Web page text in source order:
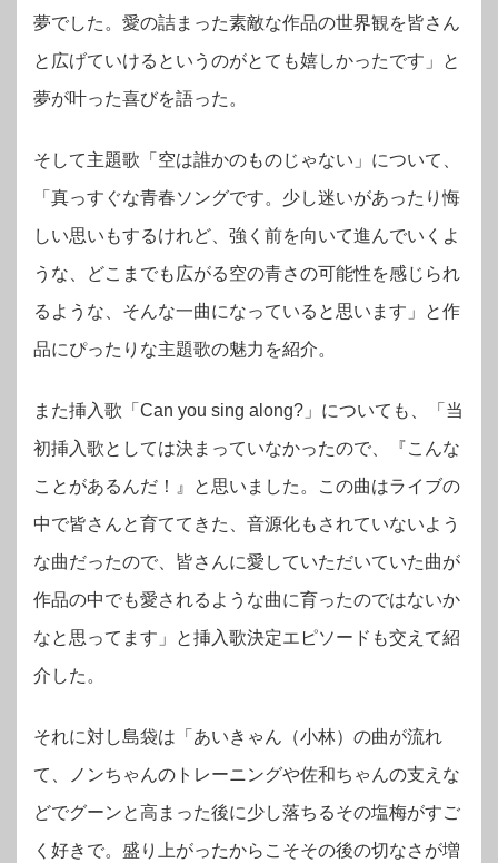
夢でした。愛の詰まった素敵な作品の世界観を皆さん
と広げていけるというのがとても嬉しかったです」と
夢が叶った喜びを語った。
そして主題歌「空は誰かのものじゃない」について、
「真っすぐな青春ソングです。少し迷いがあったり悔
しい思いもするけれど、強く前を向いて進んでいくよ
うな、どこまでも広がる空の青さの可能性を感じられ
るような、そんな一曲になっていると思います」と作
品にぴったりな主題歌の魅力を紹介。
また挿入歌「Can you sing along?」についても、「当
初挿入歌としては決まっていなかったので、『こんな
ことがあるんだ！』と思いました。この曲はライブの
中で皆さんと育ててきた、音源化もされていないよう
な曲だったので、皆さんに愛していただいていた曲が
作品の中でも愛されるような曲に育ったのではないか
なと思ってます」と挿入歌決定エピソードも交えて紹
介した。
それに対し島袋は「あいきゃん（小林）の曲が流れ
て、ノンちゃんのトレーニングや佐和ちゃんの支えな
どでグーンと高まった後に少し落ちるその塩梅がすご
く好きで。盛り上がったからこそその後の切なさが増